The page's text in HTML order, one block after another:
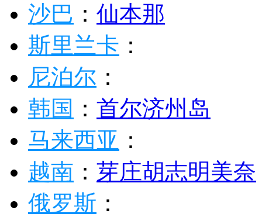
沙巴 ： 仙本那
斯里兰卡 ：
尼泊尔 ：
韩国 ： 首尔济州岛
马来西亚 ：
越南 ： 芽庄胡志明美奈
俄罗斯 ：